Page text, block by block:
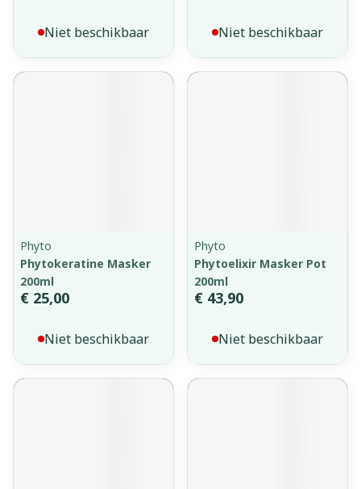
Niet beschikbaar Niet beschikbaar
Phyto
Phytokeratine Masker
200ml
€ 25,00
Niet beschikbaar
Phyto
Phytoelixir Masker Pot
200ml
€ 43,90
Niet beschikbaar